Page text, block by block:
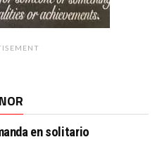
en solitario